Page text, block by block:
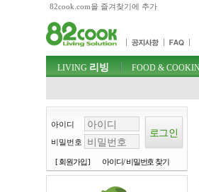
82cook.com을 즐겨찾기에 추가
주메뉴 바로가기
컨텐츠 바로가기
검색 바로가기
로그인 바로가기
주메뉴
LIVING 리빙 FOOD &
아이디
비밀번호
[ 회원가입 ] 아이디/ 비밀번호 찾기